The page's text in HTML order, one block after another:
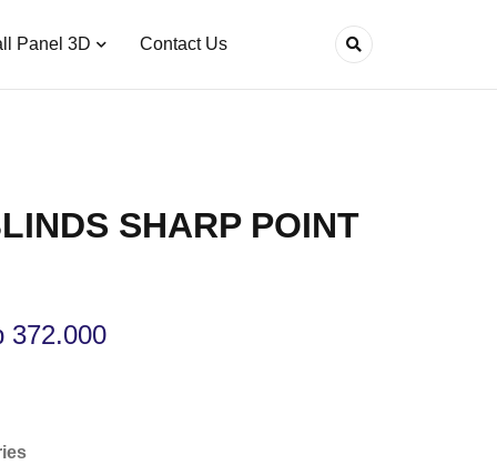
Panel 3D Contact Us
SHARP POINT
372.000